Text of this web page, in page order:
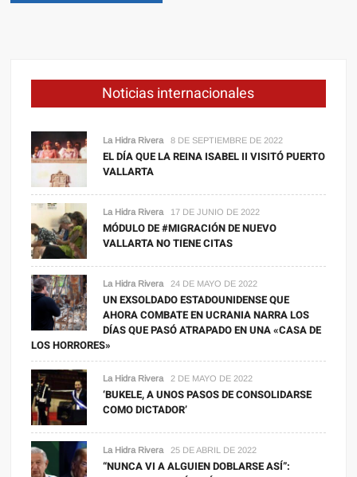
Noticias internacionales
La Hidra Rivera 8 DE SEPTIEMBRE DE 2022
EL DÍA QUE LA REINA ISABEL II VISITÓ PUERTO
VALLARTA
La Hidra Rivera 17 DE JUNIO DE 2022
MÓDULO DE #MIGRACIÓN DE NUEVO
VALLARTA NO TIENE CITAS
La Hidra Rivera 24 DE MAYO DE 2022
UN EXSOLDADO ESTADOUNIDENSE QUE
AHORA COMBATE EN UCRANIA NARRA LOS
DÍAS QUE PASÓ ATRAPADO EN UNA «CASA DE
LOS HORRORES»
La Hidra Rivera 2 DE MAYO DE 2022
‘BUKELE, A UNOS PASOS DE CONSOLIDARSE
COMO DICTADOR’
La Hidra Rivera 25 DE ABRIL DE 2022
“NUNCA VI A ALGUIEN DOBLARSE ASÍ”: